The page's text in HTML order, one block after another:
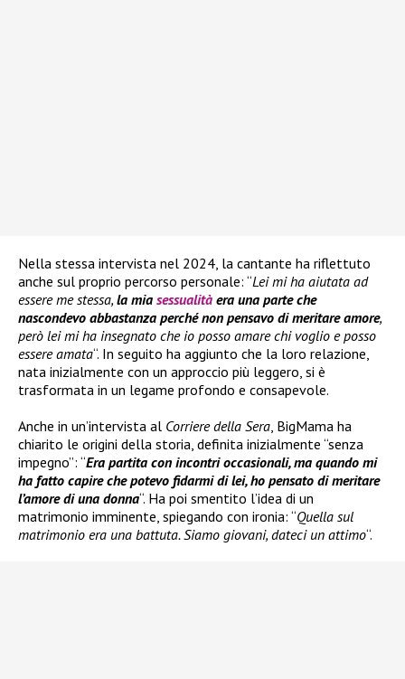
Nella stessa intervista nel 2024, la cantante ha riflettuto
anche sul proprio percorso personale: “Lei mi ha aiutata ad
essere me stessa, la mia sessualità era una parte che
nascondevo abbastanza perché non pensavo di meritare amore,
però lei mi ha insegnato che io posso amare chi voglio e posso
essere amata“. In seguito ha aggiunto che la loro relazione,
nata inizialmente con un approccio più leggero, si è
trasformata in un legame profondo e consapevole.
Anche in un’intervista al Corriere della Sera , BigMama ha
chiarito le origini della storia, definita inizialmente “senza
impegno”: “Era partita con incontri occasionali, ma quando mi
ha fatto capire che potevo fidarmi di lei, ho pensato di meritare
l’amore di una donna“. Ha poi smentito l’idea di un
matrimonio imminente, spiegando con ironia: “Quella sul
matrimonio era una battuta. Siamo giovani, dateci un attimo“.